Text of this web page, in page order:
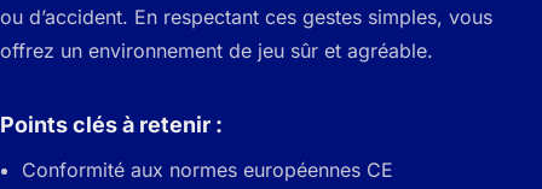
ou d’accident. En respectant ces gestes simples, vous
offrez un environnement de jeu sûr et agréable.
Points clés à retenir :
Conformité aux normes européennes CE